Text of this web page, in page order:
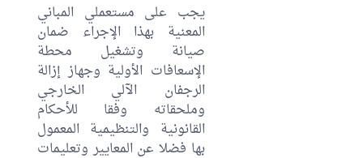
يجب على مستعملي المباني
المعنية بهذا الإجراء ضمان
صيانة وتشغيل محطة
الإسعافات الأولية وجهاز إزالة
الرجفان الآلي الخارجي
وملحقاته وفقا للأحكام
القانونية والتنظيمية المعمول
بها فضلا عن المعايير وتعليمات